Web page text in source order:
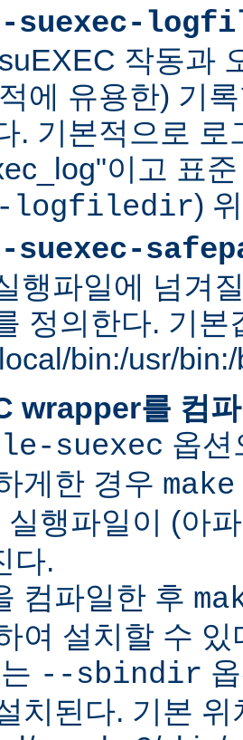
suexec-
작동과
에 유용한) 기
. 기본적으로 로
이고 표
logfiledir)
행파일에 넘겨
정의한다. 기본
bin:/usr/
wrapper를 컴
suexec 옵션
게한 경우 make
실행파일이 (아
다.
컴파일한 후
여 설치할 수
는 --sbindir
치된다. 기본 위